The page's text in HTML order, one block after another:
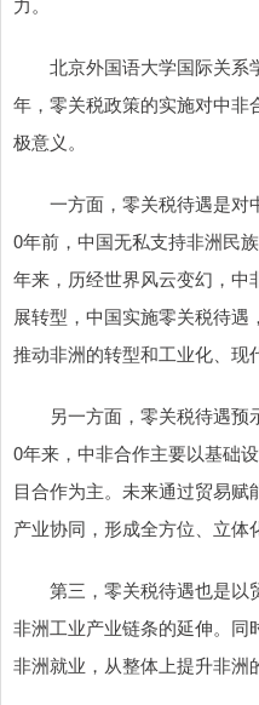
北京外国语大学国际关系
年，零关税政策的实施对中非
极意义。
一方面，零关税待遇是对
0年前，中国无私支持非洲民
年来，历经世界风云变幻，
展转型，中国实施零关税待遇
推动非洲的转型和工业化、现
另一方面，零关税待遇预
0年来，中非合作主要以基础
目合作为主。未来通过贸易
产业协同，形成全方位、立体
第三，零关税待遇也是以
非洲工业产业链条的延伸。
非洲就业，从整体上提升非洲